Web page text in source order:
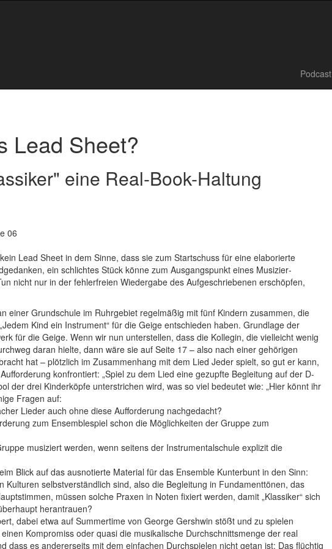
Podcast
Lead Sheet?
eine Real-Book-Haltung
06
Lead Sheet in dem Sinne, dass sie zum Startschuss für eine elaborierte
ein schlichtes Stück könne zum Ausgangs­punkt eines Musizier­
nicht nur in der ­fehlerfreien Wiedergabe des Aufgeschrie­benen erschöpfen,
einer Grundschule im Ruhrgebiet regelmäßig mit fünf Kindern zusammen, die
Kind ein Instrument“ für die Geige entschieden haben. Grundlage der
für die Geige. Wenn wir nun unterstellen, dass die Kollegin, die vielleicht wenig
daran hielte, dann wäre sie auf Seite 17 – also nach einer gehörigen
hat – plötzlich im Zusammenhang mit dem Lied Jeder spielt, so gut er kann,
konfrontiert: „Spiel zu dem Lied eine gezupfte Begleitung auf der D-
der drei Kinderköpfe unterstrichen wird, was so viel bedeutet wie: „Hier könnt ihr
Fragen auf:
Lieder auch ohne diese Aufforderung nachgedacht?
zum Ensemblespiel schon die Möglichkeiten der Gruppe zum
musiziert werden, wenn seitens der Instrumentalschule explizit die
Blick auf das ausnotierte Material für das Ensemble Kunterbunt in den Sinn:
Kulturen selbstverständlich sind, also die Begleitung in Fundamenttönen, das
müssen solche Praxen in Noten fixiert werden, damit „Klassiker“ sich
herantrauen?
dabei etwa auf Summertime von George Gershwin stößt und zu spielen
Kompromiss oder quasi die musikalische Durchschnittsmenge der real
dass es andererseits mit dem ein­fachen Durchspielen nicht getan ist: Das flüchtig